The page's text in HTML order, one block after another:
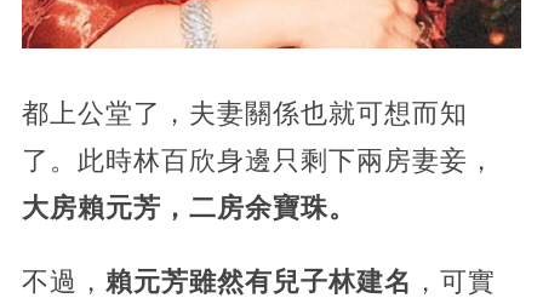
都上公堂了，夫妻關係也就可想而知
了。此時林百欣身邊只剩下兩房妻妾，
大房賴元芳，二房余寶珠。
不過， 賴元芳雖然有兒子林建名 ，可實